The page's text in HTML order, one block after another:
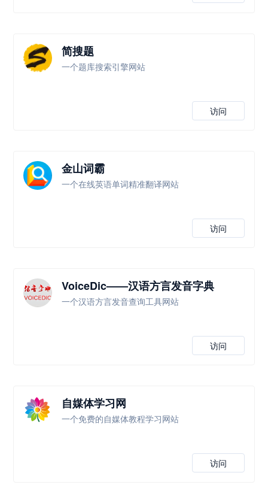
简搜题
一个题库搜索引擎网站
访问
金山词霸
一个在线英语单词精准翻译网站
访问
VoiceDic——汉语方言发音字典
一个汉语方言发音查询工具网站
访问
自媒体学习网
一个免费的自媒体教程学习网站
访问